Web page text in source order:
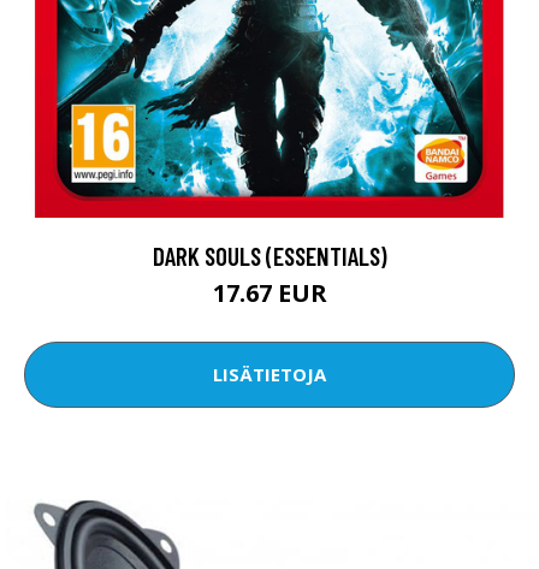
DARK SOULS (ESSENTIALS)
17.67 EUR
LISÄTIETOJA